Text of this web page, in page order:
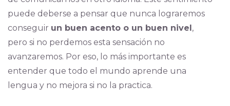
puede deberse a pensar que nunca lograremos
conseguir un buen acento o un buen nivel,
pero si no perdemos esta sensación no
avanzaremos. Por eso, lo más importante es
entender que todo el mundo aprende una
lengua y no mejora si no la practica.